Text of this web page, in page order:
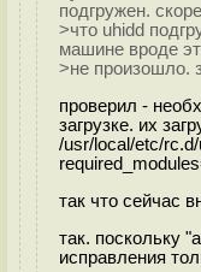
подгружен.
>что uhidd
машине вроде
>не произошло.
проверил -
загрузке. их
/usr/local/etc/
так что сейчас
так. поскольку
исправления